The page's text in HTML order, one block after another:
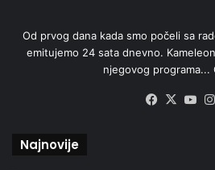
Od prvog dana kada smo počeli sa
emitujemo 24 sata dnevno.
njegovog programa...
Facebook
X
Najnovije